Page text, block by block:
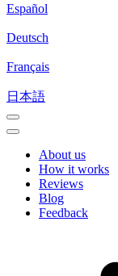
Español
Deutsch
Français
日本語
About us
How it works
Reviews
Blog
Feedback